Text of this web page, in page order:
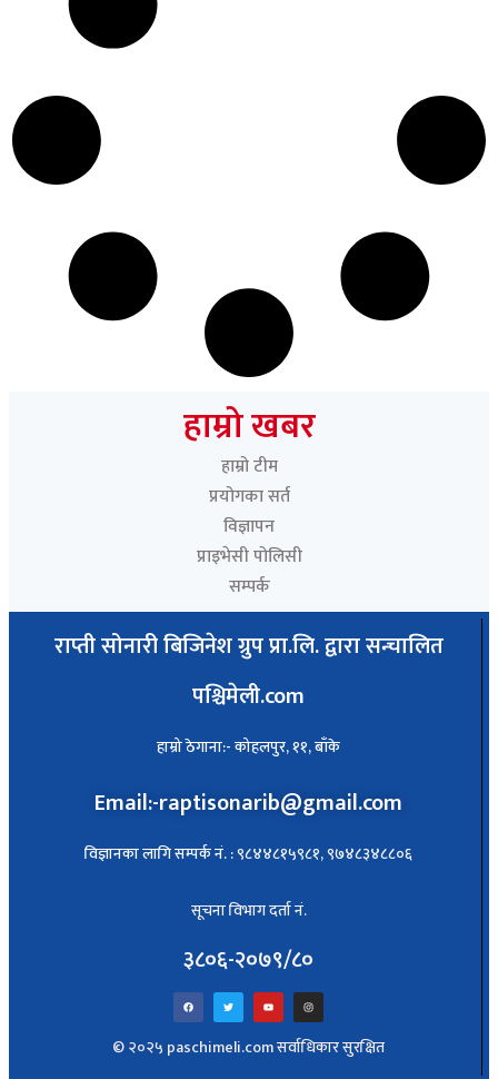
हाम्रो खबर
हाम्रो टीम
प्रयोगका सर्त
विज्ञापन
प्राइभेसी पोलिसी
सम्पर्क
राप्ती सोनारी बिजिनेश ग्रुप प्रा.लि. द्वारा सन्चालित
पश्चिमेली.com
हाम्रो ठेगाना:- कोहलपुर, ११, बाँके
Email:-raptisonarib@gmail.com
विज्ञानका लागि सम्पर्क नं. : ९८४४८१५९८१, ९७४८३४८८०६
सूचना विभाग दर्ता नं.
३८०६-२०७९/८०
© २०२५ paschimeli.com सर्वाधिकार सुरक्षित